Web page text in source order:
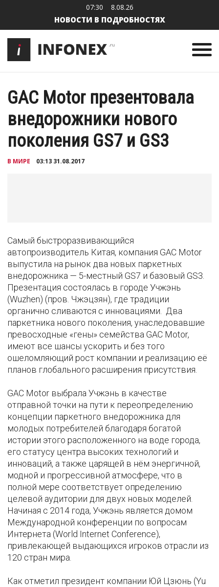
07:30 8.08.26
НОВОСТИ В ПОДРОБНОСТЯХ
GAC Motor презентовала
внедорожники нового
поколения GS7 и GS3
В МИРЕ 03:13 31.08.2017
Самый быстроразвивающийся
автопроизводитель Китая, компания GAC Motor
выпустила на рынок два новых паркетных
внедорожника — 5-местный GS7 и базовый GS3.
Презентация состоялась в городе Учжэнь
(Wuzhen) (пров. Чжэцзян), где традиции
органично сливаются с инновациями. Два
паркетника нового поколения, унаследовавшие
превосходные «гены» семейства GAC Motor,
имеют все шансы ускорить и без того
ошеломляющий рост компании и реализацию её
планов глобального расширения присутствия.
GAC Motor выбрала Учжэнь в качестве
отправной точки на пути к переопределению
концепции паркетного внедорожника для
молодых потребителей благодаря богатой
истории этого расположенного на воде города,
его статусу центра высоких технологий и
инноваций, а также царящей в нём энергичной,
модной и прогрессивной атмосфере, что в
полной мере соответствует определению
целевой аудитории для двух новых моделей.
Начиная с 2014 года, Учжэнь является домом
Международной конференции по вопросам
Интернета (World Internet Conference),
привлекающей выдающихся игроков отрасли из
120 стран мира.
Как отметил президент компании Юй Цзюнь (Yu